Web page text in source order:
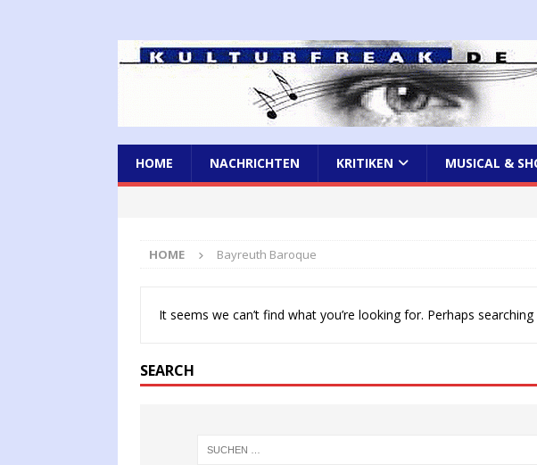
HOME NACHRICHTEN KRITIKEN MUSICAL &
HOME Bayreuth Baroque
It seems we can’t find what you’re looking for. Perhaps searching
SEARCH